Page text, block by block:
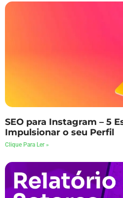
SEO para Instagram – 5
Impulsionar o seu Perfil
Clique Para Ler »